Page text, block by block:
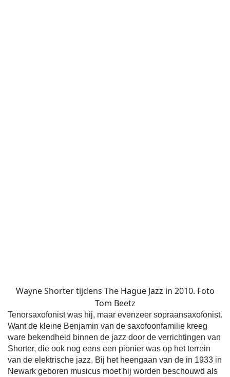
Wayne Shorter tijdens The Hague Jazz in 2010. Foto
Tom Beetz
Tenorsaxofonist was hij, maar evenzeer sopraansaxofonist.
Want de kleine Benjamin van de saxofoonfamilie kreeg
ware bekendheid binnen de jazz door de verrichtingen van
Shorter, die ook nog eens een pionier was op het terrein
van de elektrische jazz. Bij het heengaan van de in 1933 in
Newark geboren musicus moet hij worden beschouwd als